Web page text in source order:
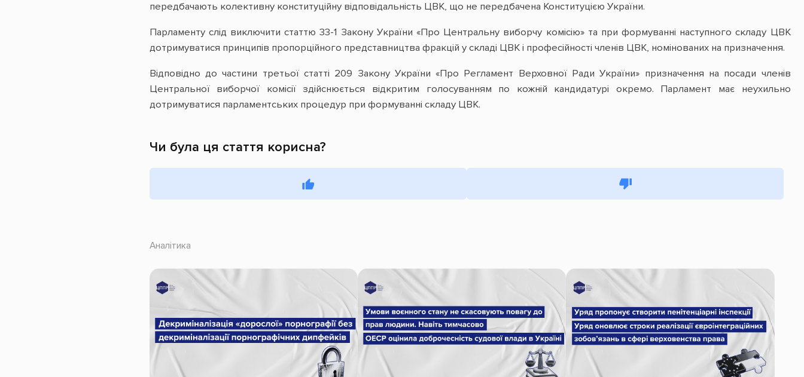
передбачають колективну конституційну відповідальність ЦВК, що не передбачена Конституцією України.
Парламенту слід виключити статтю 33-1 Закону України «Про Центральну виборчу комісію» та при формуванні наступного складу ЦВК
дотримуватися принципів пропорційного представництва фракцій у складі ЦВК і професійності членів ЦВК, номінованих на призначення.
Відповідно до частини третьої статті 209 Закону України «Про Регламент Верховної Ради України» призначення на посади членів
Центральної виборчої комісії здійснюється відкритим голосуванням по кожній кандидатурі окремо. Парламент має неухильно
дотримуватися парламентських процедур при формуванні складу ЦВК.
Чи була ця стаття корисна?
Аналітика